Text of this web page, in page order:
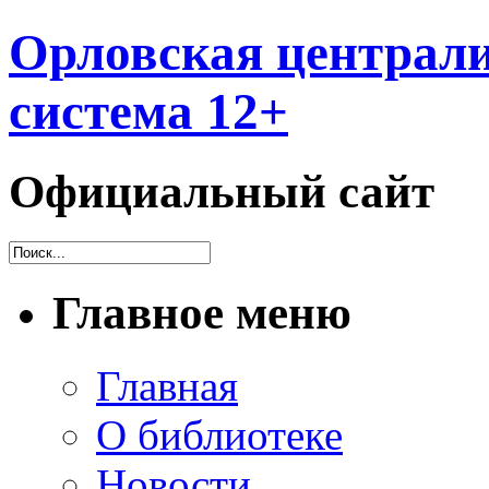
Орловская
система 12+
Официальный сайт
Главное меню
Главная
О библиотеке